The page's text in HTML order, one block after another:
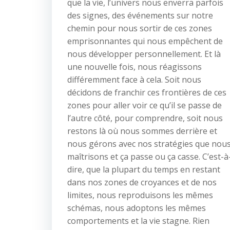
que la vie, l’univers nous enverra parfois
des signes, des événements sur notre
chemin pour nous sortir de ces zones
emprisonnantes qui nous empêchent de
nous développer personnellement. Et là
une nouvelle fois, nous réagissons
différemment face à cela. Soit nous
décidons de franchir ces frontières de ces
zones pour aller voir ce qu’il se passe de
l’autre côté, pour comprendre, soit nous
restons là où nous sommes derrière et
nous gérons avec nos stratégies que
maîtrisons et ça passe ou ça casse. C’est-
dire, que la plupart du temps en restant
dans nos zones de croyances et de nos
limites, nous reproduisons les mêmes
schémas, nous adoptons les mêmes
comportements et la vie stagne. Rien